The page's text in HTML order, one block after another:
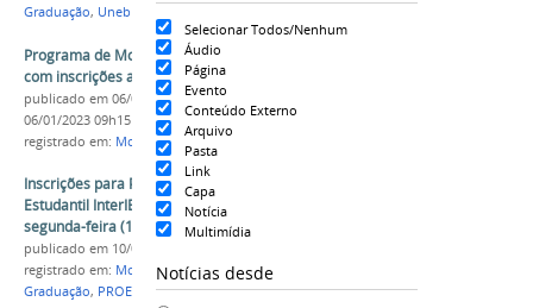
Selecionar Todos/Nenhum
Áudio
Página
Evento
Conteúdo Externo
Arquivo
Pasta
Link
Capa
Notícia
Multimídia
Notícias desde
Graduação, Uneb
Programa de Mobilidade Estudantil InterIES está
com inscrições abertas para a Univasf
publicado em 06/01/2023 —última modificação
06/01/2023 09h15
registrado em: Mobilidade Estudantil
Inscrições para Programa de Mobilidade
Estudantil InterIES na Uneb começam na
segunda-feira (13)
publicado em 10/02/2023
registrado em: Mobilidade Estudantil,InterIES
Graduação, PROEN Uneb